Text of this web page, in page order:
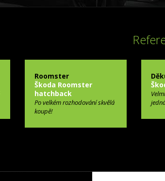
Roomster
Škoda Roomster
hatchback
Po velkém rozhodování skvělá
koupě!